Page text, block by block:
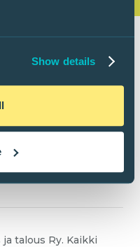
Show details
talous Ry. Kaikki